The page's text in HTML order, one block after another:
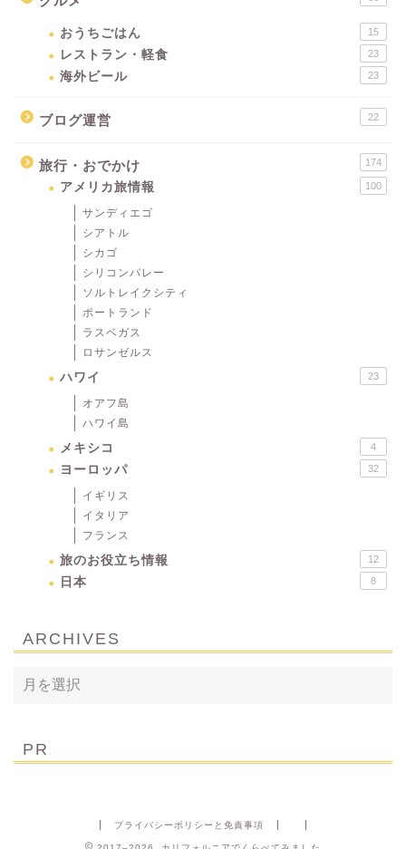
おうちごはん 15
レストラン・軽食 23
海外ビール 23
ブログ運営 22
旅行・おでかけ 174
アメリカ旅情報 100
サンディエゴ
シアトル
シカゴ
シリコンバレー
ソルトレイクシティ
ポートランド
ラスベガス
ロサンゼルス
ハワイ 23
オアフ島
ハワイ島
メキシコ 4
ヨーロッパ 32
イギリス
イタリア
フランス
旅のお役立ち情報 12
日本 8
ARCHIVES
PR